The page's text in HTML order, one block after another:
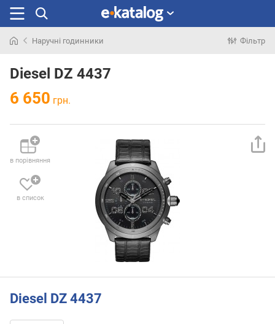
раніше
Наручні годинники Фільтр
Diesel DZ 4437
6 650 грн.
в порівняння
в список
Diesel DZ 4437